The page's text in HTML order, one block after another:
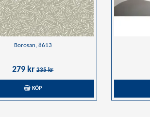
Borosan, 8613
279 kr235 kr
KÖP